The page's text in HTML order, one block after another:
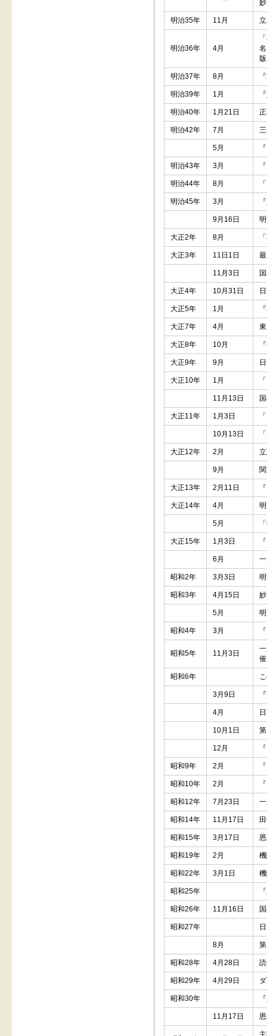
明治35年 11月
明治36年 4月
明治37年 8月
明治39年 1月
明治40年 1月21日
明治42年 7月
5月
明治43年 3月
明治44年 8月
明治45年 3月
9月16日
大正2年 8月
大正3年 11日1日
11月3日
大正4年 10月31日
大正5年 1月
大正7年 4月
大正8年 10月
大正9年 9月
大正10年 1月
11月13日
大正11年 1月3日
10月13日
大正12年 2月
9月
大正13年 2月11日
大正14年 4月
5月
大正15年 1月3日
6月
昭和2年 3月3日
昭和3年 4月15日
5月
昭和4年 3月
昭和5年 11月3日
昭和6年
3月9日
4月
10月1日
12月
昭和9年 2月
昭和10年 2月
昭和12年 7月23日
昭和14年 11月17日
昭和15年 3月17日
昭和19年 2月
昭和22年 3月1日
昭和25年
昭和26年 11月16日
昭和27年
8月
昭和28年 4月28日
昭和29年 4月29日
昭和30年
11月17日